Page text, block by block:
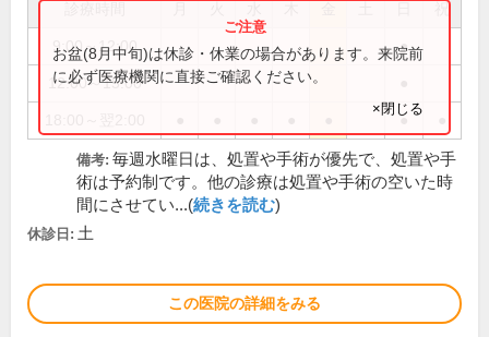
祝
9:00～12:00 ●
12:00～15:00
●
お盆(8月中旬)は休診・休業の場合があります。来院前
に必ず医療機関に直接ご確認ください。
×閉じる
備考: 毎週水曜日は、処置や手術が優先で、処置や手
術は予約制です。他の診療は処置や手術の空いた時
間にさせてい...(続きを読む)
休診日: 土
この医院の詳細をみる